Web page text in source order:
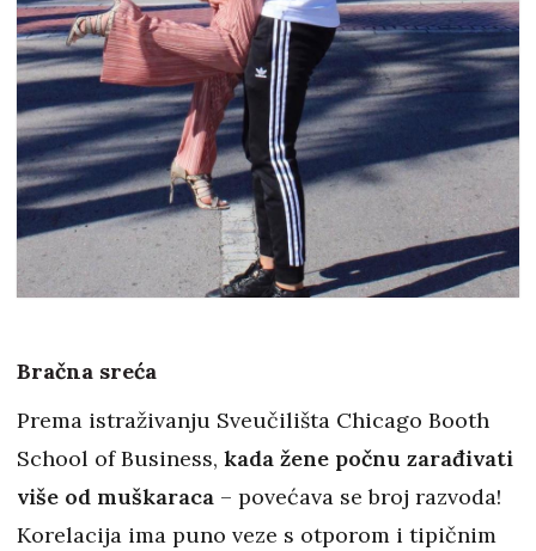
Bračna sreća
Prema istraživanju Sveučilišta Chicago Booth
School of Business, kada žene počnu zarađivati
više od muškaraca – povećava se broj razvoda!
Korelacija ima puno veze s otporom i tipičnim